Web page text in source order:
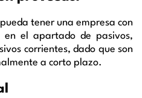
tener una empresa con
en el apartado de pasivos,
corrientes, dado que son
a corto plazo.